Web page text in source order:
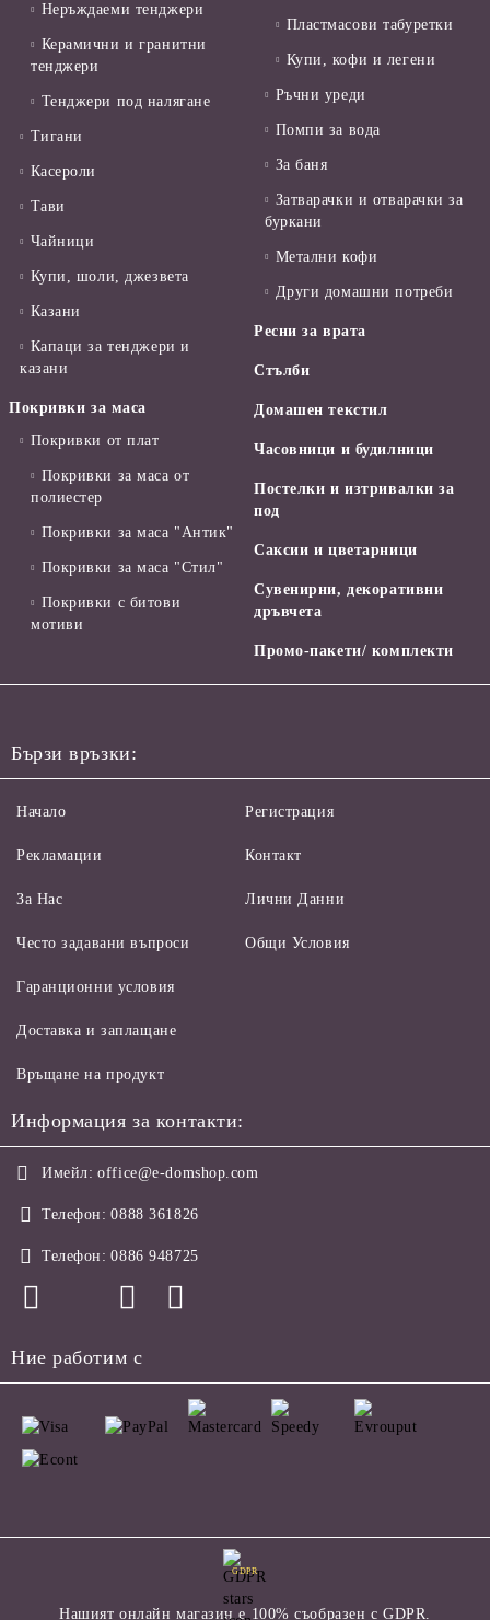
Неръждаеми тенджери
Керамични и гранитни
тенджери
Тенджери под налягане
Тигани
Касероли
Тави
Чайници
Купи, шоли, джезвета
Казани
Капаци за тенджери и
казани
Покривки за маса
Покривки от плат
Покривки за маса от
полиестер
Покривки за маса "Антик"
Покривки за маса "Стил"
Покривки с битови
мотиви
Пластмасови табуретки
Купи, кофи и легени
Ръчни уреди
Помпи за вода
За баня
Затварачки и отварачки за
буркани
Метални кофи
Други домашни потреби
Ресни за врата
Стълби
Домашен текстил
Часовници и будилници
Постелки и изтривалки за
под
Саксии и цветарници
Сувенирни, декоративни
дръвчета
Промо-пакети/ комплекти
Бързи връзки:
Начало
Рекламации
За Нас
Често задавани въпроси
Регистрация
Контакт
Лични Данни
Общи Условия
Гаранционни условия
Доставка и заплащане
Връщане на продукт
Информация за контакти:
Имейл: office@e-domshop.com
Телефон: 0888 361826
Телефон: 0886 948725
Ние работим с
GDPR
Нашият онлайн магазин е 100% съобразен с GDPR.